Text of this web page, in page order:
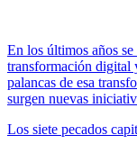
En los últimos años
transformación digital
palancas de esa
surgen nuevas
Los siete pecados